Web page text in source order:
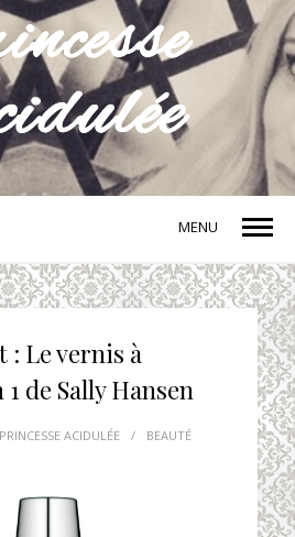
MENU
: Le vernis à
1 de Sally Hansen
PRINCESSE ACIDULÉE /
BEAUTÉ